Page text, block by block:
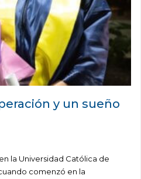
y un sueño
la Universidad Católica de
comenzó en la